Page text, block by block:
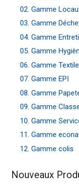
02. Gamme
03. Gamme
04. Gamme
05. Gamme
06. Gamme Textile
07. Gamme EPI
08. Gamme
09. Gamme
10. Gamme
11. Gamme
12. Gamme colis
Nouveaux